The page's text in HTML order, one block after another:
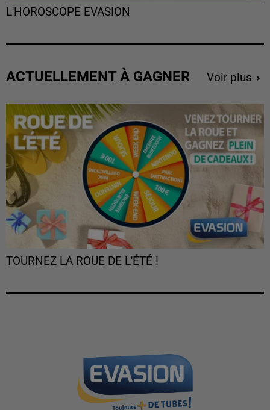
L'HOROSCOPE EVASION
ACTUELLEMENT À GAGNER Voir plus
TOURNEZ LA ROUE DE L'ÉTÉ !